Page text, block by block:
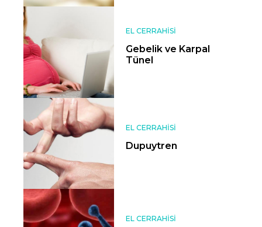
EL CERRAHISI
Gebelik ve Karpal
Tünel
EL CERRAHISI
Dupuytren
EL CERRAHISI